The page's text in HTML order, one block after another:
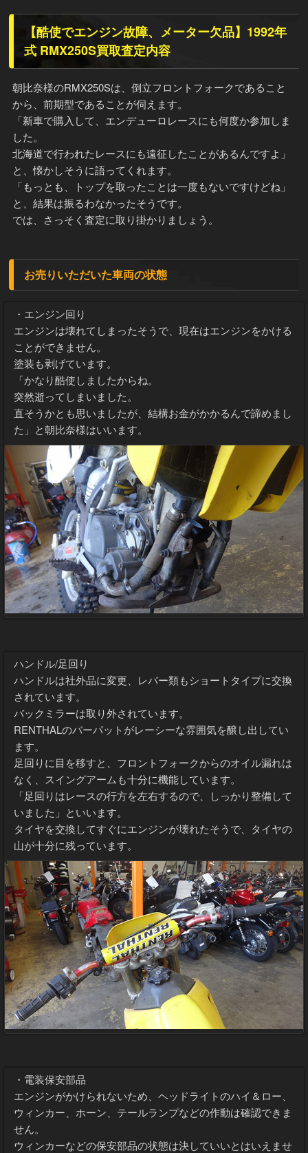
【酷使でエンジン故障、メーター欠品】1992年
式 RMX250S買取査定内容
朝比奈様のRMX250Sは、倒立フロントフォークであること
から、前期型であることが伺えます。
「新車で購入して、エンデューロレースにも何度か参加しま
した。
北海道で行われたレースにも遠征したことがあるんですよ」
と、懐かしそうに語ってくれます。
「もっとも、トップを取ったことは一度もないですけどね」
と、結果は振るわなかったそうです。
では、さっそく査定に取り掛かりましょう。
お売りいただいた車両の状態
・エンジン回り
エンジンは壊れてしまったそうで、現在はエンジンをかける
ことができません。
塗装も剥げています。
「かなり酷使しましたからね。
突然逝ってしまいました。
直そうかとも思いましたが、結構お金がかかるんで諦めまし
た」と朝比奈様はいいます。
ハンドル/足回り
ハンドルは社外品に変更、レバー類もショートタイプに交換
されています。
バックミラーは取り外されています。
RENTHALのバーパットがレーシーな雰囲気を醸し出してい
ます。
足回りに目を移すと、フロントフォークからのオイル漏れは
なく、スイングアームも十分に機能しています。
「足回りはレースの行方を左右するので、しっかり整備して
いました」といいます。
タイヤを交換してすぐにエンジンが壊れたそうで、タイヤの
山が十分に残っています。
・電装保安部品
エンジンがかけられないため、ヘッドライトのハイ＆ロー、
ウィンカー、ホーン、テールランプなどの作動は確認できま
せん。
ウィンカーなどの保安部品の状態は決していいとはいえませ